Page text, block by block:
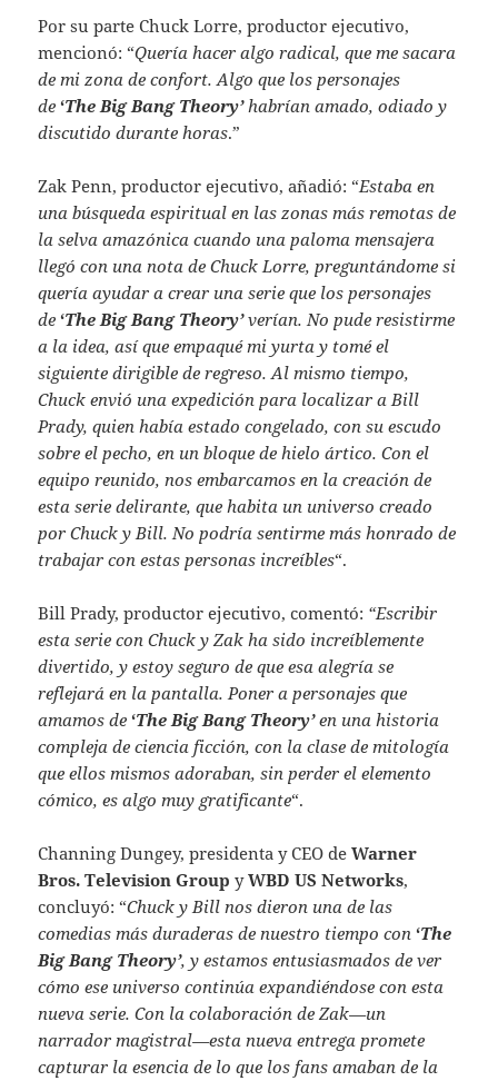
Por su parte Chuck Lorre, productor ejecutivo,
mencionó: “Quería hacer algo radical, que me sacara
de mi zona de confort. Algo que los personajes
de‘The Big Bang Theory’ habrían amado, odiado y
discutido durante horas.”
Zak Penn, productor ejecutivo, añadió: “Estaba en
una búsqueda espiritual en las zonas más remotas de
la selva amazónica cuando una paloma mensajera
llegó con una nota de Chuck Lorre, preguntándome si
quería ayudar a crear una serie que los personajes
de‘The Big Bang Theory’verían. No pude resistirme
a la idea, así que empaqué mi yurta y tomé el
siguiente dirigible de regreso. Al mismo tiempo,
Chuck envió una expedición para localizar a Bill
Prady, quien había estado congelado, con su escudo
sobre el pecho, en un bloque de hielo ártico. Con el
equipo reunido, nos embarcamos en la creación de
esta serie delirante, que habita un universo creado
por Chuck y Bill. No podría sentirme más honrado de
trabajar con estas personas increíbles“.
Bill Prady, productor ejecutivo, comentó: “Escribir
esta serie con Chuck y Zak ha sido increíblemente
divertido, y estoy seguro de que esa alegría se
reflejará en la pantalla. Poner a personajes que
amamos de‘The Big Bang Theory’en una historia
compleja de ciencia ficción, con la clase de mitología
que ellos mismos adoraban, sin perder el elemento
cómico, es algo muy gratificante“.
Channing Dungey, presidenta y CEO deWarner
Bros. Television Group yWBD US Networks,
concluyó: “Chuck y Bill nos dieron una de las
comedias más duraderas de nuestro tiempo con‘The
Big Bang Theory’, y estamos entusiasmados de ver
cómo ese universo continúa expandiéndose con esta
nueva serie. Con la colaboración de Zak—un
narrador magistral—esta nueva entrega promete
capturar la esencia de lo que los fans amaban de la